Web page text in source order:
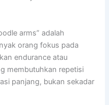
arms” adalah
orang fokus pada
endurance atau
membutuhkan repetisi
panjang, bukan sekadar